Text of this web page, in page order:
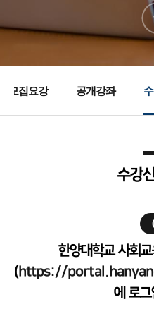
모집요강 공개강좌
수강
한양대학교 사회
(https://
에 로